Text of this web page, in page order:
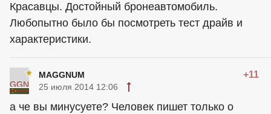
Красавцы. Достойный бронеавтомобиль.
Любопытно было бы посмотреть тест драйв и
характеристики.
MAGGNUM +11
25 июля 2014 12:06
а че вы минусуете? Человек пишет только о